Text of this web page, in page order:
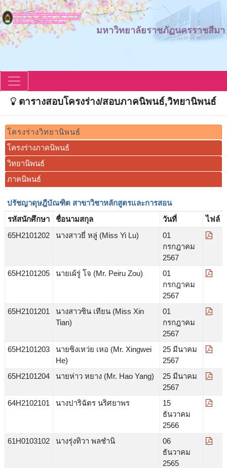
มหาวิทยาลัยราชภัฏนครราชสีมา
ตารางสอบโครงร่าง/สอบภาคนิพนธ์,วิทยานิพนธ์
โครงร่างวิทยานิพนธ์
โครงร่างภาคนิพนธ์
วิทยานิพนธ์
ภาคนิพนธ์
ปรัชญาดุษฎีบัณฑิต สาขาวิชาหลักสูตรและการสอน
รหัสนักศึกษา
ชื่อนามสกุล วันที่
ไฟล์
65H2101202
นางสาวยี่ หลู่ (Miss Yi Lu)
01
กรกฎาคม
2567
65H2101205
นายเผ้รู่ โจ (Mr. Peiru Zou)
01
กรกฎาคม
2567
65H2101201
นางสาวซิน เทียน (Miss Xin
Tian)
01
กรกฎาคม
2567
65H2101203
นายซิงเหว่ย เหอ (Mr. Xingwei
He)
25 มีนาคม
2567
65H2101204
นายห่าว หยาง (Mr. Hao Yang)
25 มีนาคม
2567
64H2102101
นางปาริฉัตร นริศยาพร
15
ธันวาคม
2566
61H0103102
นางรุ่งทิวา พลชำนิ
06
ธันวาคม
2565